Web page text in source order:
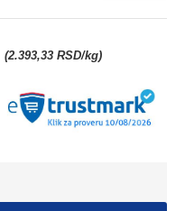
(2.393,33 RSD/kg)